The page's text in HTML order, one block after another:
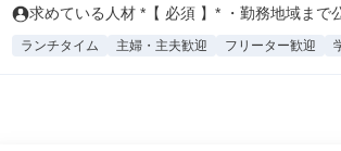
求めている人材 *【 必須 】* ・勤務地域まで
ランチタイム 主婦・主夫歓迎 フリーター歓迎